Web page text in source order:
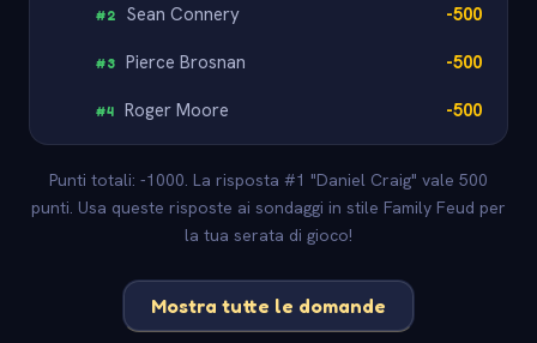
#2 Sean Connery -500
#3 Pierce Brosnan -500
#4 Roger Moore -500
Punti totali: -1000. La risposta #1 "Daniel Craig" vale 500
punti. Usa queste risposte ai sondaggi in stile Family Feud per
la tua serata di gioco!
Mostra tutte le domande